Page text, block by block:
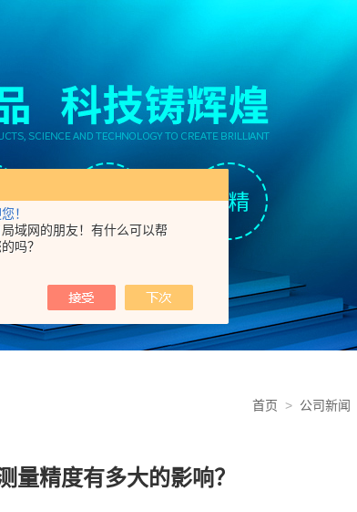
！
域网的朋友！有什么可以帮
吗？
首页 > 公司新闻
量精度有多大的影响？